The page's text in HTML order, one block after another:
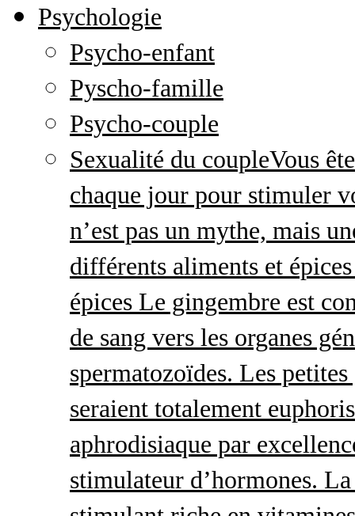
Psychologie
Psycho-enfant
Pyscho-famille
Psycho-couple
Sexualité du coupleVous
chaque jour pour stimuler
n’est pas un mythe, mais
différents aliments et
épices Le gingembre est
de sang vers les organes
spermatozoïdes. Les
seraient totalement
aphrodisiaque par
stimulateur d’hormones.